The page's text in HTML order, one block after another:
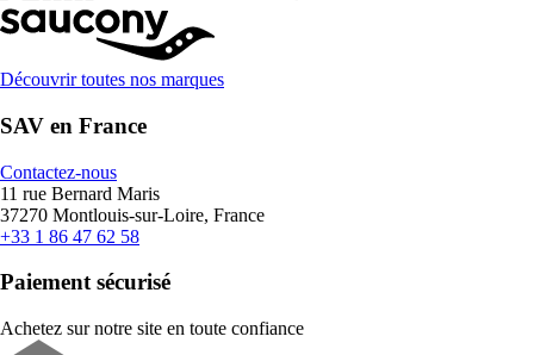
Découvrir toutes nos marques
SAV en France
Contactez-nous
11 rue Bernard Maris
37270 Montlouis-sur-Loire, France
+33 1 86 47 62 58
Paiement sécurisé
Achetez sur notre site en toute confiance